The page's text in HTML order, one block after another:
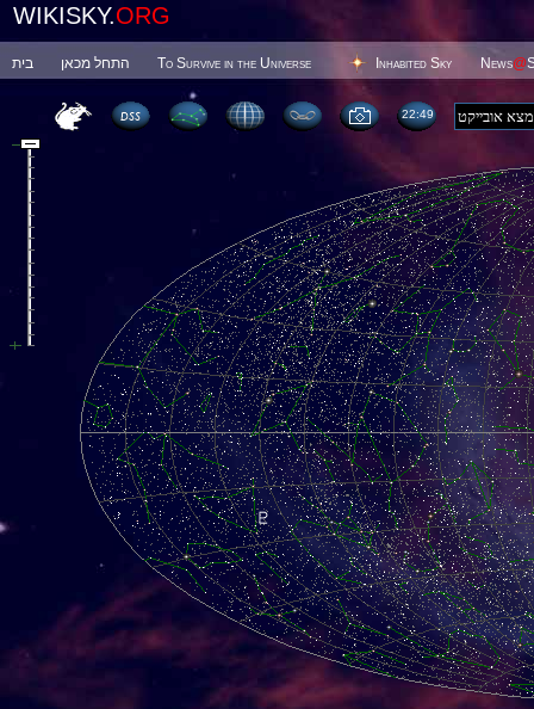
WIKISKY.ORG
בית התחל מכאן To Survive in the Universe Inhabited Sky News@
22 49